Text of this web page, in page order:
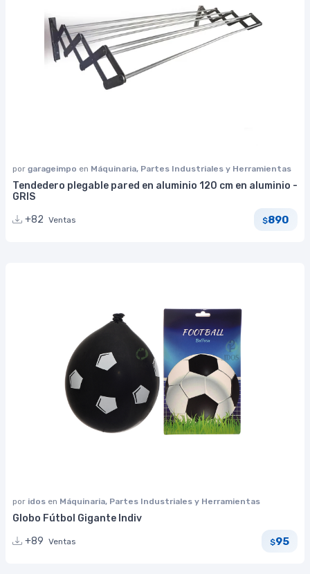
por garageimpo en Máquinaria, Partes Industriales y Herramientas
Tendedero plegable pared en aluminio 120 cm en aluminio -
GRIS
+82 Ventas $890
por idos en Máquinaria, Partes Industriales y Herramientas
Globo Fútbol Gigante Indiv
+89 Ventas $95